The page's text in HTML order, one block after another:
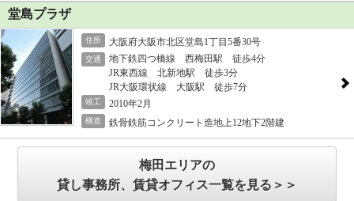
堂島プラザ
住所 大阪府大阪市北区堂島1丁目5番30号
交通
地下鉄四つ橋線 西梅田駅 徒歩4分
JR東西線 北新地駅 徒歩3分
JR大阪環状線 大阪駅 徒歩7分
竣工 2010年2月
構造 鉄骨鉄筋コンクリート造地上12地下2階建
梅田エリアの
貸し事務所、賃貸オフィス一覧を見る＞＞